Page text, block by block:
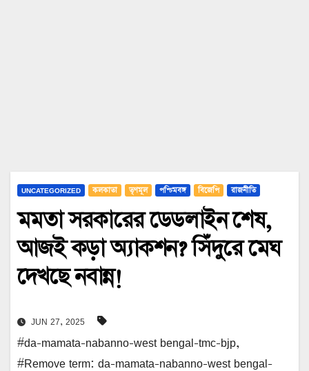
UNCATEGORIZED কলকাতা তৃণমূল পশ্চিমবঙ্গ বিজেপি রাজনীতি
মমতা সরকারের ডেডলাইন শেষ,
আজই কড়া অ্যাকশন? সিঁদুরে মেঘ
দেখছে নবান্ন!
JUN 27, 2025
#da-mamata-nabanno-west bengal-tmc-bjp,
#Remove term: da-mamata-nabanno-west bengal-